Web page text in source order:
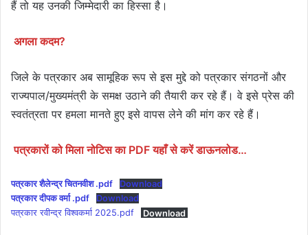
हैं तो यह उनकी जिम्मेदारी का हिस्सा है।
अगला कदम?
जिले के पत्रकार अब सामूहिक रूप से इस मुद्दे को पत्रकार संगठनों और
राज्यपाल/मुख्यमंत्री के समक्ष उठाने की तैयारी कर रहे हैं। वे इसे प्रेस की
स्वतंत्रता पर हमला मानते हुए इसे वापस लेने की मांग कर रहे हैं।
पत्रकारों को मिला नोटिस का PDF यहाँ से करें डाऊनलोड…
पत्रकार शैलेन्द्र चितनवीश .pdf
Download
पत्रकार दीपक वर्मा .pdf
Download
पत्रकार रवीन्द्र विश्वकर्मा 2025.pdf
Download